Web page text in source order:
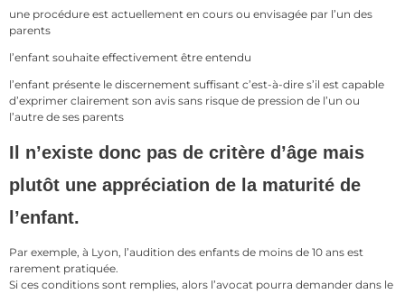
une procédure est actuellement en cours ou envisagée par l’un des
parents
l’enfant souhaite effectivement être entendu
l’enfant présente le discernement suffisant c’est-à-dire s’il est capable
d’exprimer clairement son avis sans risque de pression de l’un ou
l’autre de ses parents
Il n’existe donc pas de critère d’âge mais
plutôt une appréciation de la maturité de
l’enfant.
Par exemple, à Lyon, l’audition des enfants de moins de 10 ans est
rarement pratiquée.
Si ces conditions sont remplies, alors l’avocat pourra demander dans le